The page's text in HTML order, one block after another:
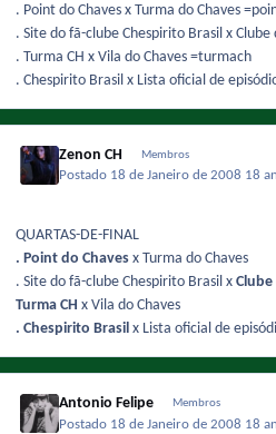
. Point do Chaves x Turma do Chaves
. Site do fã-clube Chespirito Brasil x
. Turma CH x Vila do Chaves =turmach
. Chespirito Brasil x Lista oficial de
Zenon CH Membros
Postado 18 de Janeiro de 2008 18
QUARTAS-DE-FINAL
. Point do Chaves x Turma do Chaves
. Site do fã-clube Chespirito Brasil x Clube
Turma CH x Vila do Chaves
. Chespirito Brasil x Lista oficial de
Antonio Felipe Membros
Postado 18 de Janeiro de 2008 18